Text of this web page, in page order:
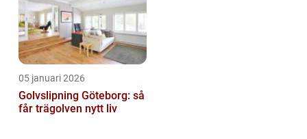
05 januari 2026
Golvslipning Göteborg: så
får trägolven nytt liv